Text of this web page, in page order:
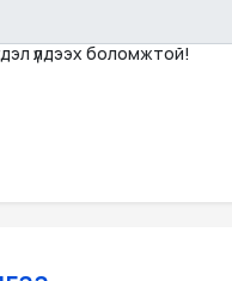
үлдээх боломжтой!